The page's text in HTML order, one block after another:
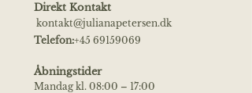
Direkt Kontakt
kontakt@julianapetersen.dk
Telefon:+45 69159069
Åbningstider
Mandag kl. 08:00 – 17:00